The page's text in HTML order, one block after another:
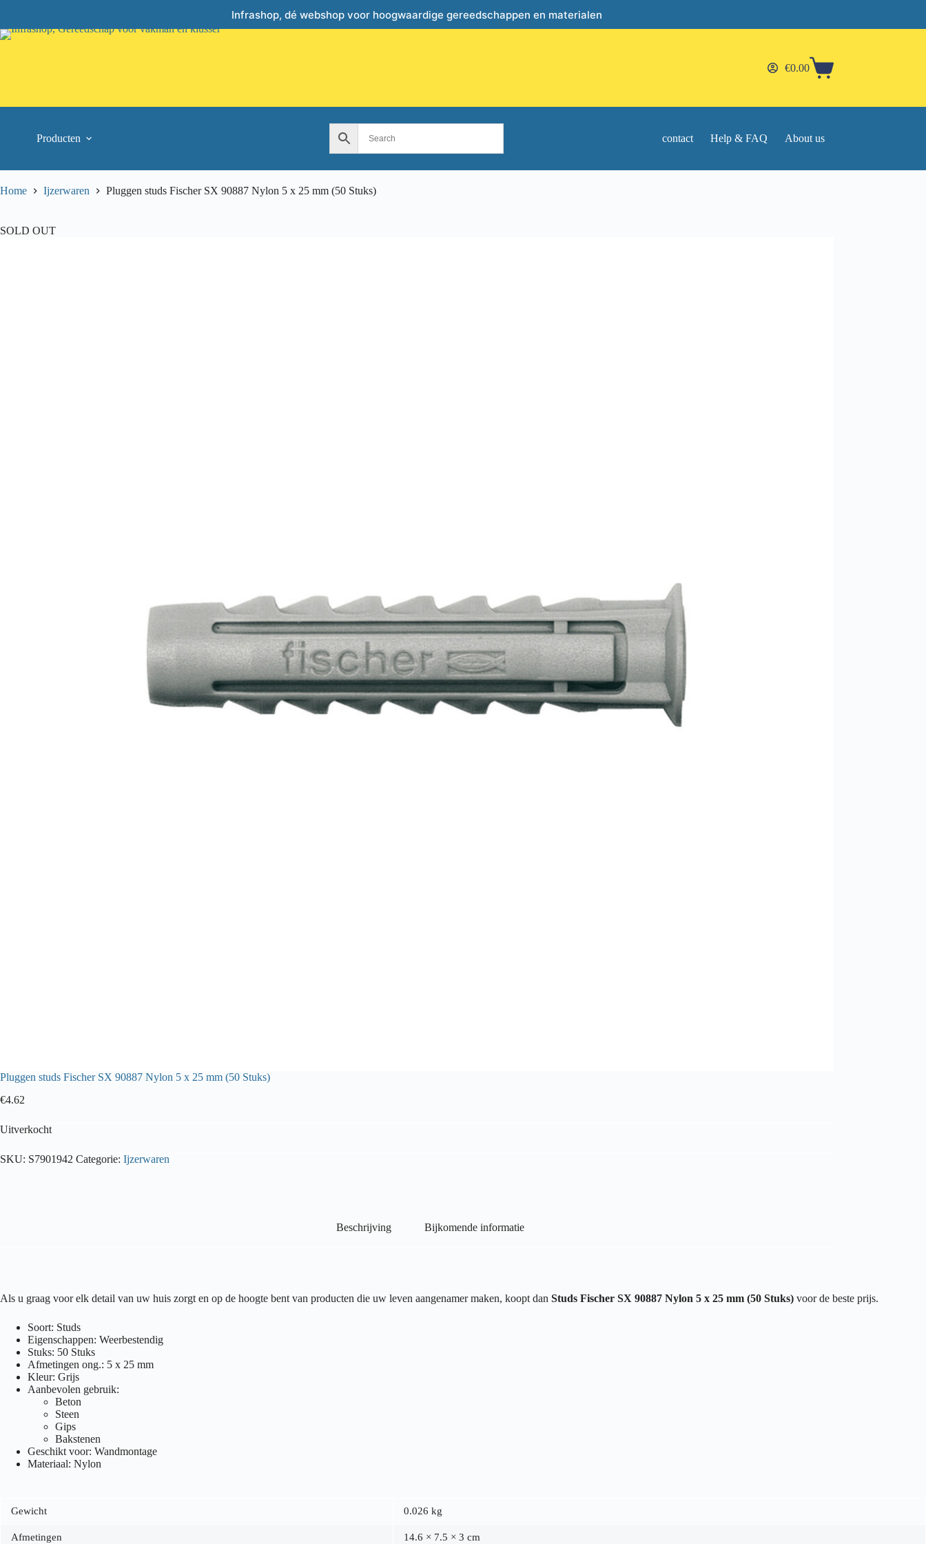
content
Infrashop, dé webshop voor hoogwaardige gereedschappen en materialen
Shopping
€0.00
Producten contact Help & FAQ About us
Home Ijzerwaren Pluggen studs Fischer SX 90887 Nylon 5 x 25 mm (50 Stuks)
SOLD OUT
Pluggen studs Fischer SX 90887 Nylon 5 x 25 mm (50 Stuks)
€4.62
Uitverkocht
SKU: S7901942 Categorie: Ijzerwaren
Beschrijving Bijkomende informatie
Als u graag voor elk detail van uw huis zorgt en op de hoogte bent van producten die uw leven aangenamer maken, koopt dan Studs Fischer SX 90887 Nylon 5 x 25 mm (50 Stuks) voor de beste prijs.
Soort: Studs
Eigenschappen: Weerbestendig
Stuks: 50 Stuks
Afmetingen ong.: 5 x 25 mm
Kleur: Grijs
Aanbevolen gebruik:
Beton
Steen
Gips
Bakstenen
Geschikt voor: Wandmontage
Materiaal: Nylon
Gewicht 0.026 kg
Afmetingen 14.6 × 7.5 × 3 cm